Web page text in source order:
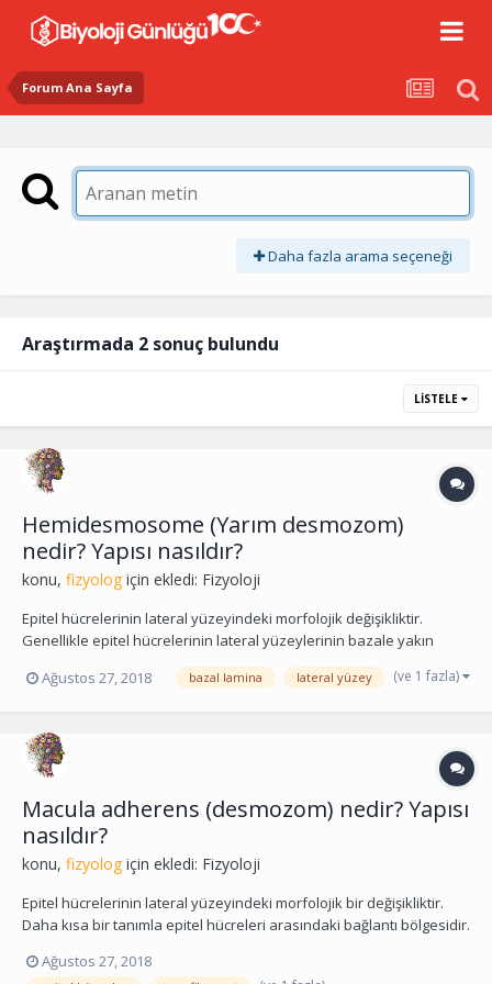
Forum Ana Sayfa
Daha fazla arama seçeneği
Araştırmada 2 sonuç bulundu
LISTELE
Hemidesmosome (Yarım desmozom)
nedir? Yapısı nasıldır?
konu, fizyolog için ekledi: Fizyoloji
Epitel hücrelerinin lateral yüzeyindeki morfolojik değişikliktir.
Genellikle epitel hücrelerinin lateral yüzeylerinin bazale yakın
yerlerinde ve bazal plazma zarı üzerinde bulunur. Bu yapılar
plazma zarlarını bazal lamina'ya bağlarlar.
Ağustos 27, 2018 bazal lamina lateral yüzey (ve 1 fazla)
Macula adherens (desmozom) nedir? Yapısı
nasıldır?
konu, fizyolog için ekledi: Fizyoloji
Epitel hücrelerinin lateral yüzeyindeki morfolojik bir değişikliktir.
Daha kısa bir tanımla epitel hücreleri arasındaki bağlantı bölgesidir.
hücre zarlarında bağ plak olarak isimlendirilen bir kalınlaşma
Ağustos 27, 2018